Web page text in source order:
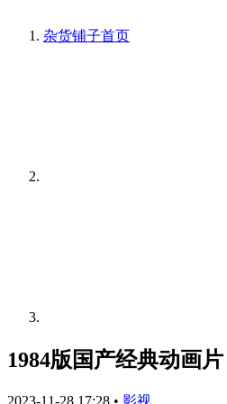
杂货铺子首页
1984版国产经典动画
2023-11-28 17:28 • 影视